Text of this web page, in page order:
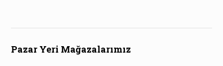
Pazar Yeri Mağazalarımız